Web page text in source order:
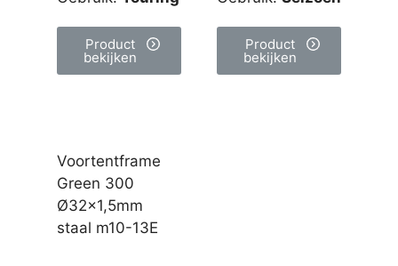
Product
bekijken
Product
bekijken
Voortentframe
Green 300
Ø32×1,5mm
staal m10-13E